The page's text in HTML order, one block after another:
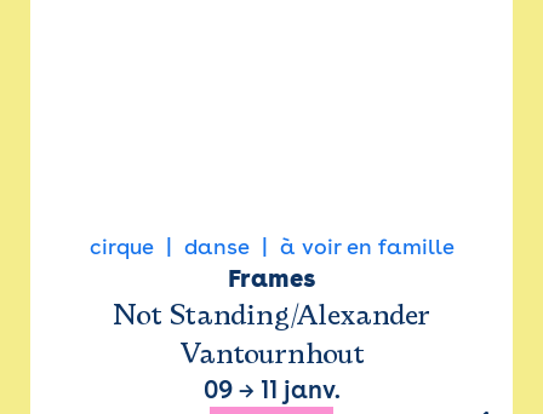
cirque danse à voir en famille
Frames
Not Standing/Alexander
Vantournhout
09→ 11 janv.